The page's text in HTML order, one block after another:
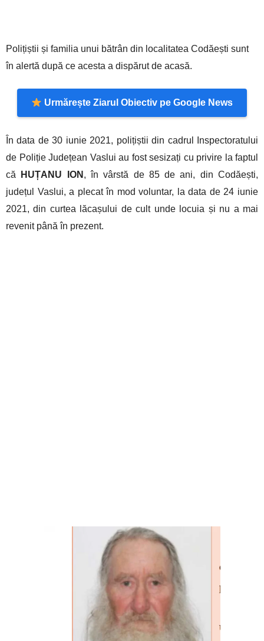
Polițiștii și familia unui bătrân din localitatea Codăești sunt
în alertă după ce acesta a dispărut de acasă.
Urmărește Ziarul Obiectiv pe Google News
În data de 30 iunie 2021, polițiștii din cadrul Inspectoratului
de Poliție Județean Vaslui au fost sesizați cu privire la faptul
că
HUȚANU ION , în vârstă de 85 de ani, din Codăești,
județul Vaslui, a plecat în mod voluntar, la data de 24 iunie
2021, din curtea lăcașului de cult unde locuia și nu a mai
revenitpână în prezent.